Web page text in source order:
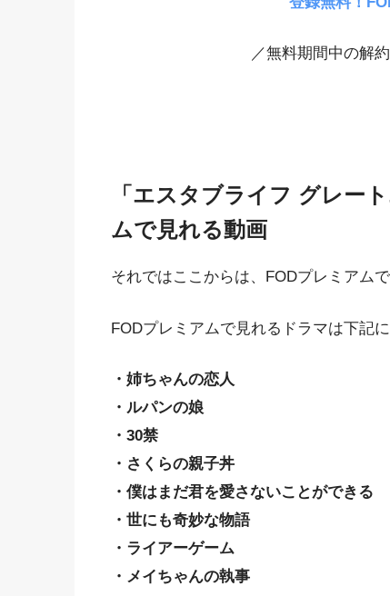
／無料期間中の解
「エスタブライフ グレー
ムで見れる動画
それではここからは、FODプレミアム
FODプレミアムで見れるドラマは下記に
・姉ちゃんの恋人
・ルパンの娘
・30禁
・さくらの親子丼
・僕はまだ君を愛さないことができる
・世にも奇妙な物語
・ライアーゲーム
・メイちゃんの執事